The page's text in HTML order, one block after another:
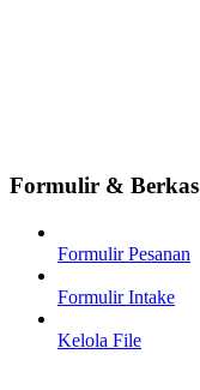
Formulir & Berkas
Formulir Pesanan
Formulir Intake
Kelola File